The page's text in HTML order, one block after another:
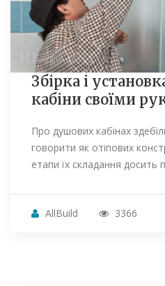
Збірка і
кабіни своїми
Про душових кабінах
говорити як отіпових
етапи їх складання досить
AllBuild 3366